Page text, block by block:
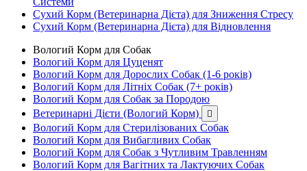
Сухий Корм (Ветеринарна Дієта) для Зниження Стресу
Сухий Корм (Ветеринарна Дієта) для Відновлення
Вологий Корм для Собак
Вологий Корм для Цуценят
Вологий Корм для Дорослих Собак (1-6 років)
Вологий Корм для Літніх Собак (7+ років)
Вологий Корм для Собак за Породою
Ветеринарні Дієти (Вологий Корм)

Вологий Корм для Стерилізованих Собак
Вологий Корм для Вибагливих Собак
Вологий Корм для Собак з Чутливим Травленням
Вологий Корм для Вагітних та Лактуючих Собак